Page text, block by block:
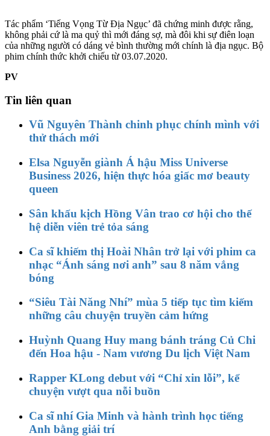
Tác phẩm ‘Tiếng Vọng Từ Địa Ngục’ đã chứng minh được rằng,
không phải cứ là ma quỷ thì mới đáng sợ, mà đôi khi sự điên loạn
của những người có dáng vẻ bình thường mới chính là địa ngục. Bộ
phim chính thức khởi chiếu từ 03.07.2020.
PV
Tin liên quan
Vũ Nguyên Thành chinh phục chính mình với
thử thách mới
Elsa Nguyễn giành Á hậu Miss Universe
Business 2026, hiện thực hóa giấc mơ beauty
queen
Sân khấu kịch Hồng Vân trao cơ hội cho thế
hệ diễn viên trẻ tỏa sáng
Ca sĩ khiếm thị Hoài Nhân trở lại với phim ca
nhạc “Ánh sáng nơi anh” sau 8 năm vắng
bóng
“Siêu Tài Năng Nhí” mùa 5 tiếp tục tìm kiếm
những câu chuyện truyền cảm hứng
Huỳnh Quang Huy mang bánh tráng Củ Chi
đến Hoa hậu - Nam vương Du lịch Việt Nam
Rapper KLong debut với “Chỉ xin lỗi”, kể
chuyện vượt qua nỗi buồn
Ca sĩ nhí Gia Minh và hành trình học tiếng
Anh bằng giải trí